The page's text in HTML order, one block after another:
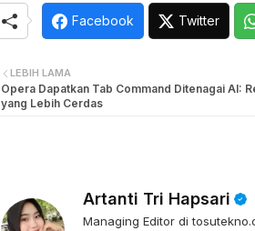
Facebook Twitter
LEBIH LAMA
Opera Dapatkan Tab Command Ditenagai AI:
yang Lebih Cerdas
Artanti Tri Hapsari
Managing Editor di